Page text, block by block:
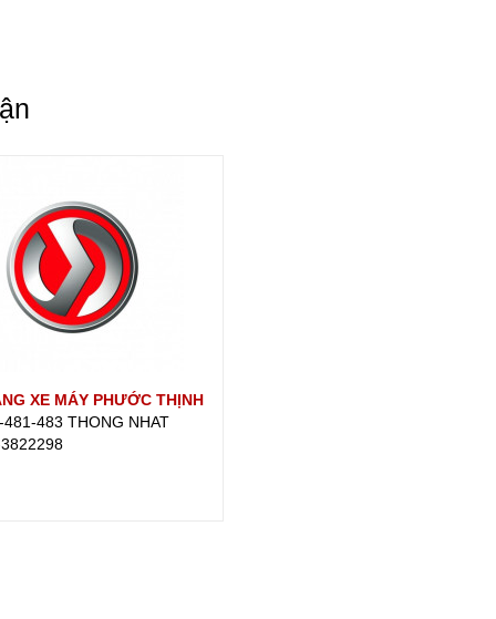
XE MÁY PHƯỚC THỊNH
483 THONG NHAT